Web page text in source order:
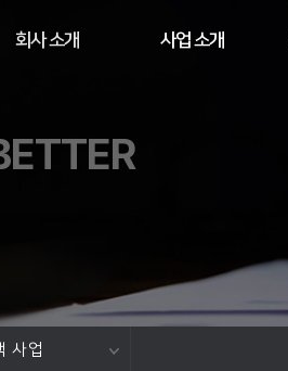
회사 소개 사업 소개
사업